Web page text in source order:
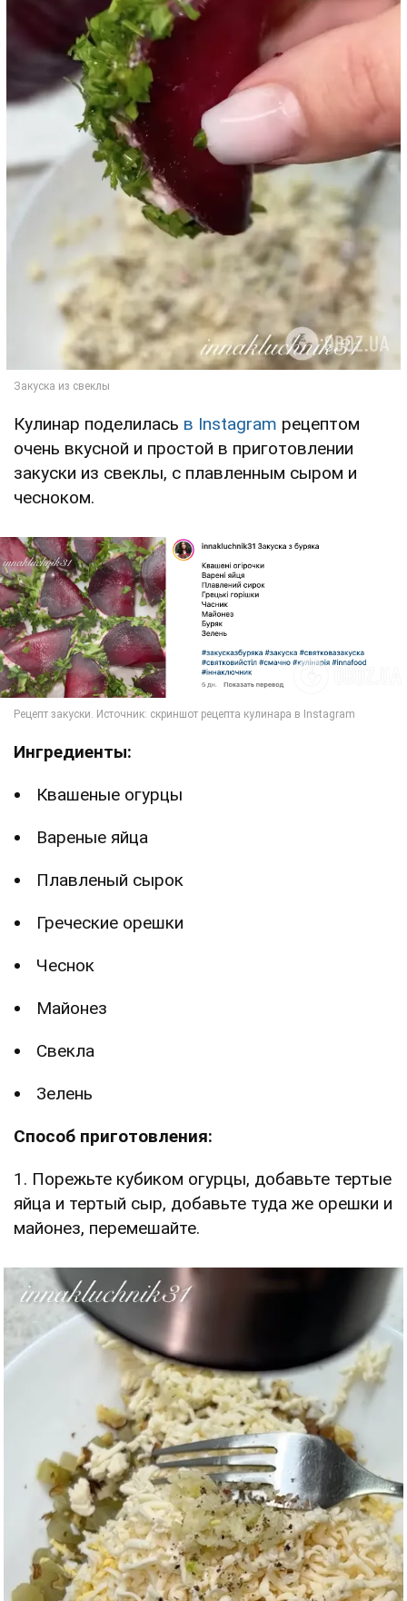
Кулинар поделилась в Instagram рецептом
очень вкусной и простой в приготовлении
закуски из свеклы, с плавленным сыром и
чесноком.
Ингредиенты:
Квашеные огурцы
Вареные яйца
Плавленый сырок
Греческие орешки
Чеснок
Майонез
Свекла
Зелень
Способ приготовления:
1. Порежьте кубиком огурцы, добавьте тертые
яйца и тертый сыр, добавьте туда же орешки и
майонез, перемешайте.